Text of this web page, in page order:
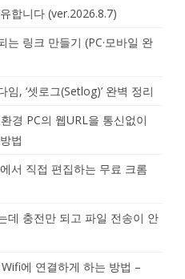
합니다 (ver.2026.8.7)
링크 만들기 (PC·모바일 완
, ‘셋로그(Setlog)’ 완벽 정리
경 PC의 웹URL을 통신없이
법
서 직접 편집하는 무료 크롬
데 충전만 되고 파일 전송이 안
에 연결하게 하는 방법 –